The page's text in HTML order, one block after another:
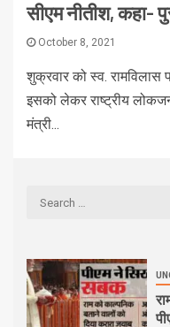
सीएम नीतीश, कहा-
October 8, 2021
शुक्रवार को स्व. रामविलास
इसको लेकर राष्ट्रीय
मंत्री...